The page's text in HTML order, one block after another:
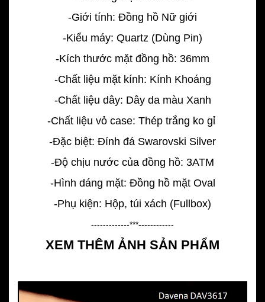
-Giới tính: Đồng hồ Nữ giới
-Kiểu máy: Quartz (Dùng Pin)
-Kích thước mặt đồng hồ: 36mm
-Chất liệu mặt kính: Kính Khoáng
-Chất liệu dây: Dây da màu Xanh
-Chất liệu vỏ case: Thép trắng ko gỉ
-Đặc biệt: Đính đá Swarovski Silver
-Độ chịu nước của đồng hồ: 3ATM
-Hình dáng mặt: Đồng hồ mặt Oval
-Phụ kiện: Hộp, túi xách (Fullbox)
-------------***------------
XEM THÊM ẢNH SẢN PHẨM